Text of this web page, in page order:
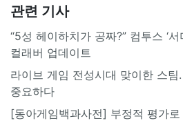
관련 기사
“5성 헤이하치가 공짜?” 컴투스 ‘서
컬래버 업데이트
라이브 게임 전성시대 맞이한 스팀
중요하다
[동아게임백과사전] 부정적 평가